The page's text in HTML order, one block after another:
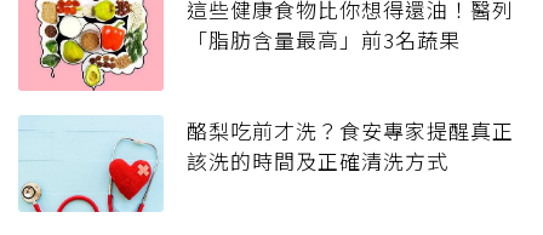
這些健康食物比你想得還油！醫列
「脂肪含量最高」前3名蔬果
酪梨吃前才洗？食安專家提醒真正
該洗的時間及正確清洗方式